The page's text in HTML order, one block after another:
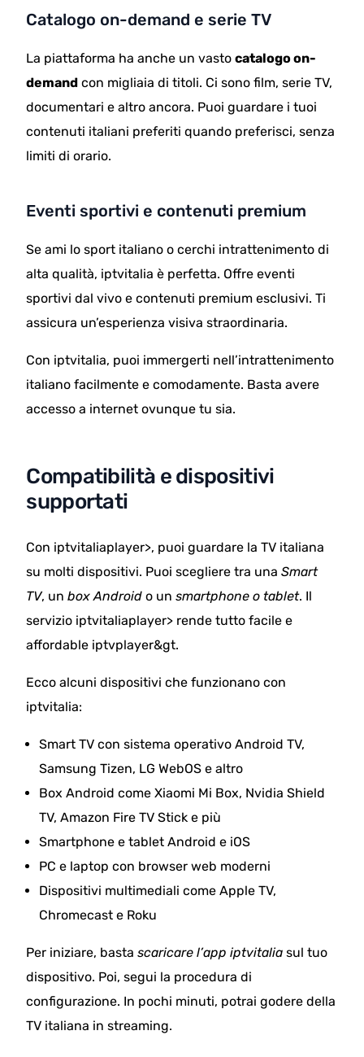
Catalogo on-demand e serie TV
La piattaforma ha anche un vastocatalogo on-
demand con migliaia di titoli. Ci sono film, serie TV,
documentari e altro ancora. Puoi guardare i tuoi
contenuti italiani preferiti quando preferisci, senza
limiti di orario.
Eventi sportivi e contenuti premium
Se ami lo sport italiano o cerchi intrattenimento di
alta qualità, iptvitalia è perfetta. Offre eventi
sportivi dal vivo e contenuti premium esclusivi. Ti
assicura un’esperienza visiva straordinaria.
Con iptvitalia, puoi immergerti nell’intrattenimento
italiano facilmente e comodamente. Basta avere
accesso a internet ovunque tu sia.
Compatibilità e dispositivi
supportati
Con iptvitaliaplayer>, puoi guardare la TV italiana
su molti dispositivi. Puoi scegliere tra unaSmart
TV, unbox Android o unsmartphone o tablet. Il
servizio iptvitaliaplayer> rende tutto facile e
affordable iptvplayer&gt.
Ecco alcuni dispositivi che funzionano con
iptvitalia:
Smart TV con sistema operativo Android TV,
Samsung Tizen, LG WebOS e altro
Box Android come Xiaomi Mi Box, Nvidia Shield
TV, Amazon Fire TV Stick e più
Smartphone e tablet Android e iOS
PC e laptop con browser web moderni
Dispositivi multimediali come Apple TV,
Chromecast e Roku
Per iniziare, bastascaricare l’app iptvitalia sul tuo
dispositivo. Poi, segui la procedura di
configurazione. In pochi minuti, potrai godere della
TV italiana in streaming.